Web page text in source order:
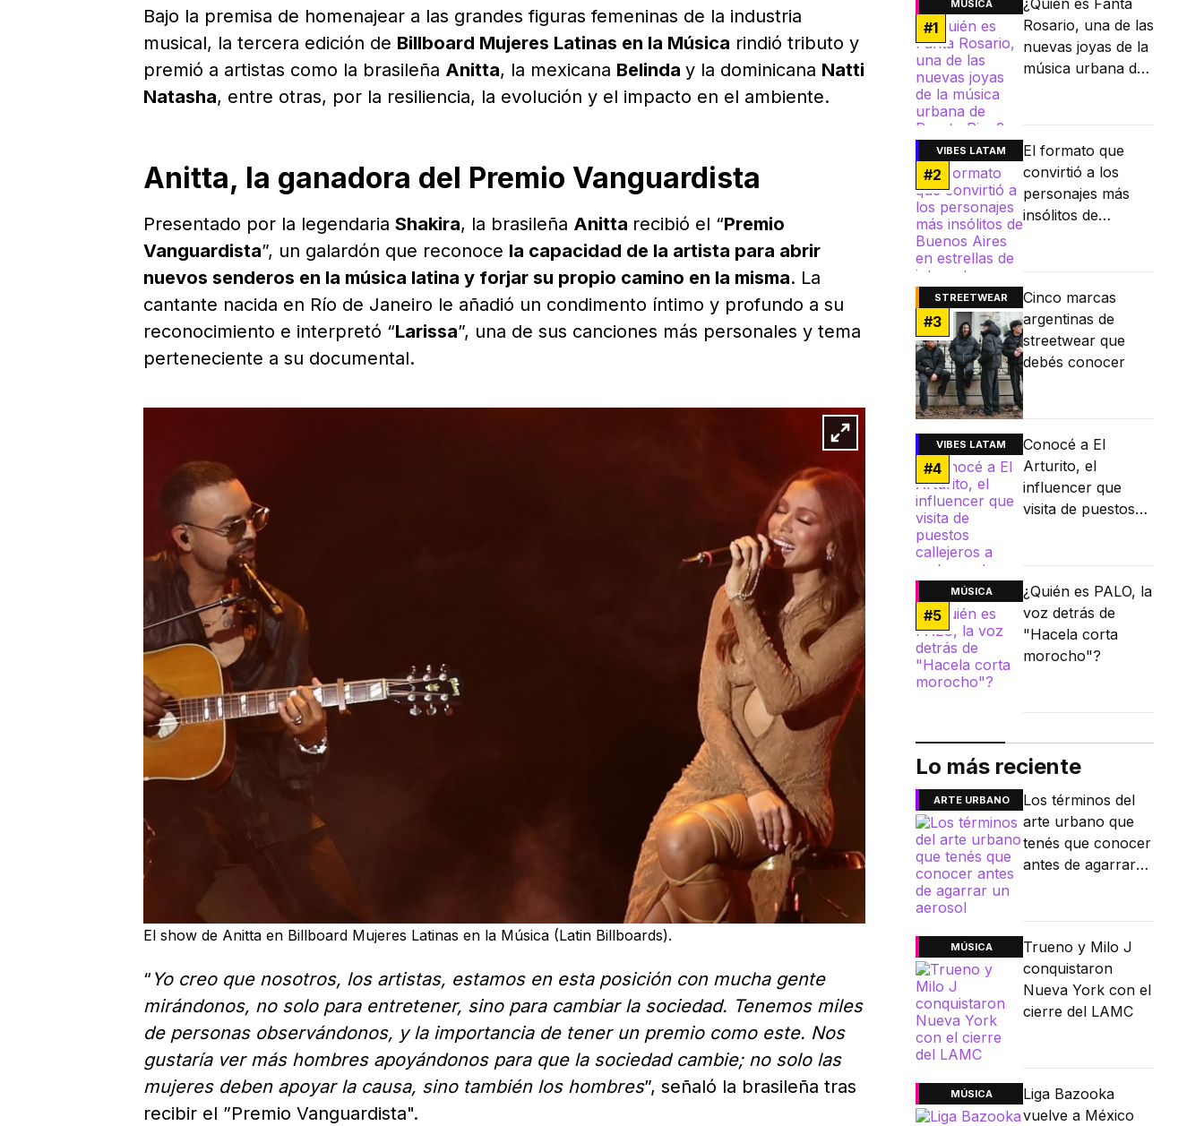
Bajo la premisa de homenajear a las grandes figuras femeninas de la industria
musical, la tercera edición de Billboard Mujeres Latinas en la Música rindió tributo y
premió a artistas como la brasileña Anitta, la mexicana Belinda y la dominicana Natti
Natasha, entre otras, por la resiliencia, la evolución y el impacto en el ambiente.
Anitta, la ganadora del Premio Vanguardista
Presentado por la legendaria Shakira, la brasileña Anitta recibió el “Premio
Vanguardista”, un galardón que reconoce la capacidad de la artista para abrir
nuevos senderos en la música latina y forjar su propio camino en la misma. La
cantante nacida en Río de Janeiro le añadió un condimento íntimo y profundo a su
reconocimiento e interpretó “Larissa”, una de sus canciones más personales y tema
perteneciente a su documental.
El show de Anitta en Billboard Mujeres Latinas en la Música (Latin Billboards).
“ Yo creo que nosotros, los artistas, estamos en esta posición con mucha gente
mirándonos, no solo para entretener, sino para cambiar la sociedad. Tenemos miles
de personas observándonos, y la importancia de tener un premio como este. Nos
gustaría ver más hombres apoyándonos para que la sociedad cambie; no solo las
mujeres deben apoyar la causa, sino también los hombres”, señaló la brasileña tras
recibir el ”Premio Vanguardista".
MÚSICA
#1
¿Quién es Fanta
Rosario, una de las
nuevas joyas de la
música urbana de
VIBES LATAM
#2
El formato que
convirtió a los
personajes más
insólitos de
STREETWEAR
#3
Cinco marcas
argentinas de
streetwear que
debés conocer
VIBES LATAM
#4
Conocé a El
Arturito, el
influencer que
visita de puestos
MÚSICA
#5
¿Quién es PALO, la
voz detrás de
"Hacela corta
morocho"?
Lo más reciente
ARTE URBANO
Los términos del
arte urbano que
tenés que conocer
antes de agarrar
MÚSICA
Trueno y Milo J
conquistaron
Nueva York con el
cierre del LAMC
MÚSICA
Liga Bazooka
vuelve a México